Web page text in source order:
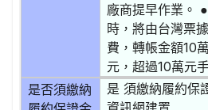
廠商提早作業。
時，將由台灣票
費，轉帳金額10
元，超過10萬元
是否須繳納
是 須繳納履約保